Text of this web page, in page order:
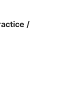
/